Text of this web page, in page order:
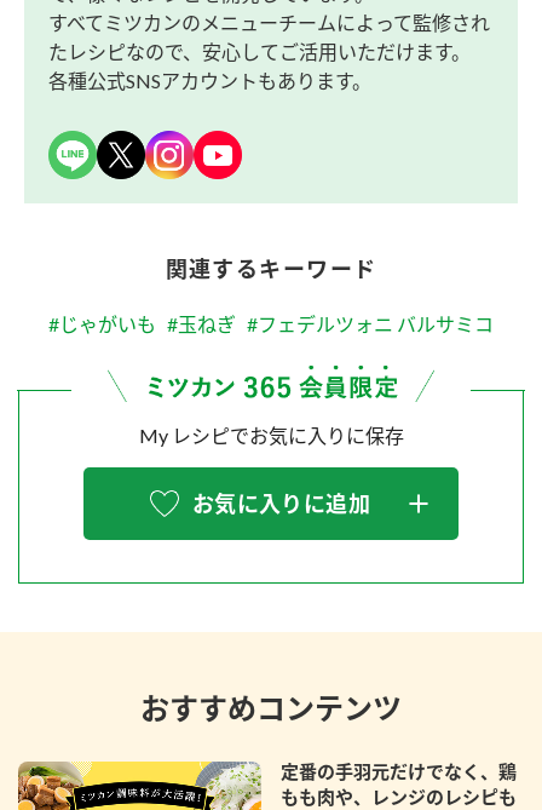
すべてミツカンのメニューチームによって監修され
たレシピなので、安心してご活用いただけます。
各種公式SNSアカウントもあります。
関連するキーワード
#じゃがいも #玉ねぎ #フェデルツォニ バルサミコ
My レシピでお気に入りに保存
お気に入りに追加
おすすめコンテンツ
定番の手羽元だけでなく、鶏
もも肉や、レンジのレシピも